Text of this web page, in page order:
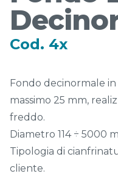
Cod. 4x
Fondo decinormale in
massimo 25 mm,
freddo.
Diametro 114 ÷ 5000
Tipologia di
cliente.